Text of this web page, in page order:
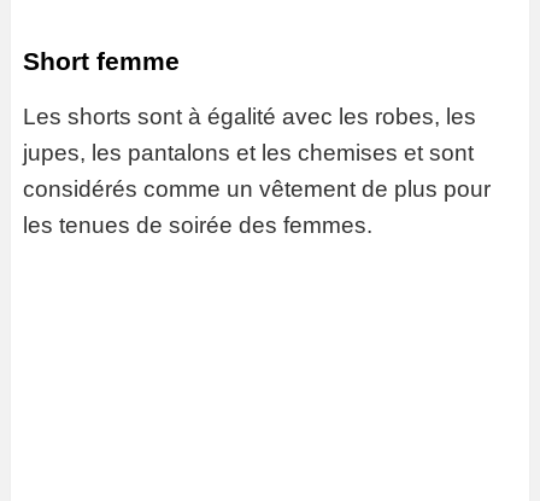
Short femme
Les shorts sont à égalité avec les robes, les
jupes, les pantalons et les chemises et sont
considérés comme un vêtement de plus pour
les tenues de soirée des femmes.